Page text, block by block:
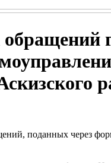
поданных через